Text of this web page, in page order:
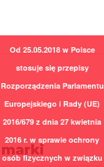
Od 25.05.2018 w Polsce
stosuje się przepisy
Rozporządzenia Parlamentu
Europejskiego i Rady (UE)
2016/679 z dnia 27 kwietnia
2016 r. w sprawie ochrony
osób fizycznych w związku